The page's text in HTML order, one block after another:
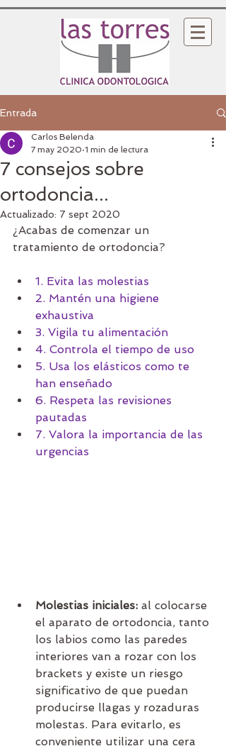
Entrada
7 consejos sobre
ortodoncia...
Carlos Belenda
7 may 2020 1 min de lectura
Actualizado: 7 sept 2020
¿Acabas de comenzar un
tratamiento de ortodoncia?
1. Evita las molestias
2. Mantén una higiene
exhaustiva
3. Vigila tu alimentación
4. Controla el tiempo de uso
5. Usa los elásticos como te
han enseñado
6. Respeta las revisiones
pautadas
7. Valora la importancia de las
urgencias
Molestias iniciales: al colocarse
el aparato de ortodoncia, tanto
los labios como las paredes
interiores van a rozar con los
brackets y existe un riesgo
significativo de que puedan
producirse llagas y rozaduras
molestas. Para evitarlo, es
conveniente utilizar una cera